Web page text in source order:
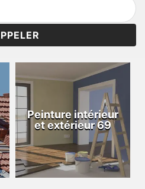
Peinture intérieur
et extérieur 69